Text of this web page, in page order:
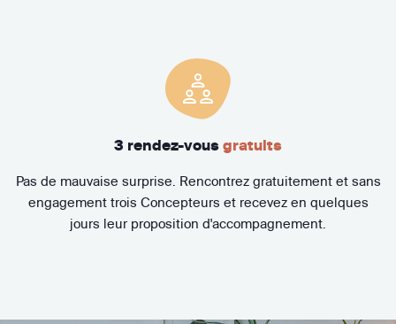
3 rendez-vous gratuits
Pas de mauvaise surprise. Rencontrez gratuitement et sans
engagement trois Concepteurs et recevez en quelques
jours leur proposition d'accompagnement.